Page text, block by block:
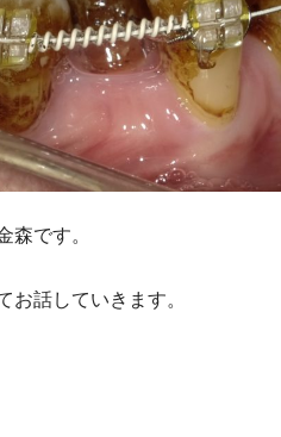
森です。
お話していきます。